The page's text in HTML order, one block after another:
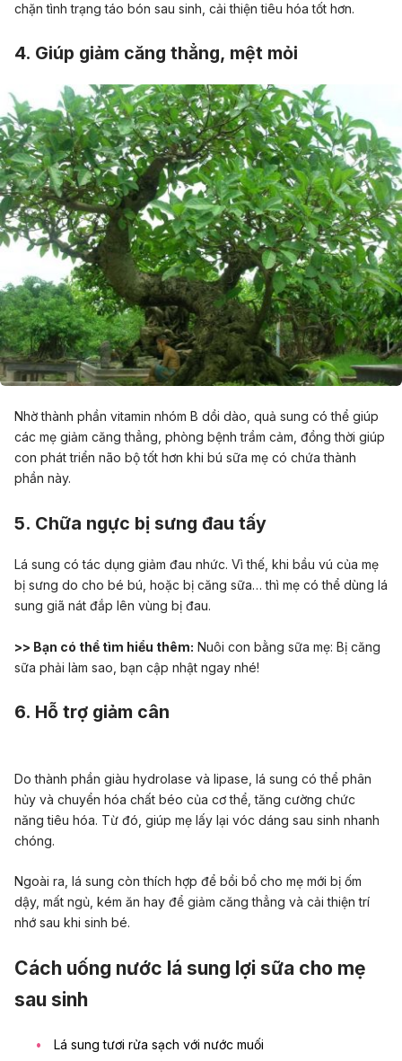
chặn tình trạngtáo bón sau sinh , cải thiện tiêu hóa tốt hơn.
4. Giúp giảm căng thẳng, mệt mỏi
Nhờ thành phần vitamin nhóm B dồi dào, quả sung có thể giúp
các mẹ giảm căng thẳng, phòng bệnh trầm cảm, đồng thời giúp
con phát triển não bộ tốt hơn khi bú sữa mẹ có chứa thành
phần này.
5. Chữa ngực bị sưng đau tấy
Lá sung có tác dụng giảm đau nhức. Vì thế, khi bầu vú của mẹ
bị sưng do cho bé bú, hoặc bị căng sữa… thì mẹ có thể dùng lá
sung giã nát đắp lên vùng bị đau.
>> Bạn có thể tìm hiểu thêm: Nuôi con bằng sữa mẹ: Bị căng
sữa phải làm sao, bạn cập nhật ngay nhé!
6. Hỗ trợ giảm cân
Do thành phần giàu hydrolase và lipase, lá sung có thể phân
hủy và chuyển hóa chất béo của cơ thể, tăng cường chức
năng tiêu hóa. Từ đó, giúp mẹ lấy lại vóc dáng sau sinh nhanh
chóng.
Ngoài ra, lá sung còn thích hợp để bồi bổ cho mẹ mới bị ốm
dậy, mất ngủ, kém ăn hay để giảm căng thẳng và cải thiện trí
nhớ sau khi sinh bé.
Cách uống nước lá sung lợi sữa cho mẹ
sau sinh
Lá sung tươi rửa sạch với nước muối